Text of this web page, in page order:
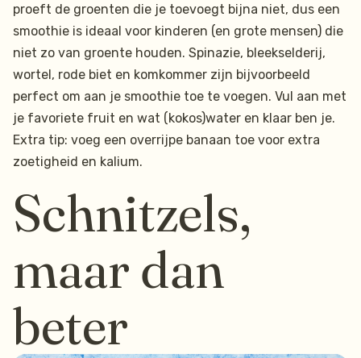
proeft de groenten die je toevoegt bijna niet, dus een
smoothie is ideaal voor kinderen (en grote mensen) die
niet zo van groente houden. Spinazie, bleekselderij,
wortel, rode biet en komkommer zijn bijvoorbeeld
perfect om aan je smoothie toe te voegen. Vul aan met
je favoriete fruit en wat (kokos)water en klaar ben je.
Extra tip: voeg een overrijpe banaan toe voor extra
zoetigheid en kalium.
Schnitzels,
maar dan
beter